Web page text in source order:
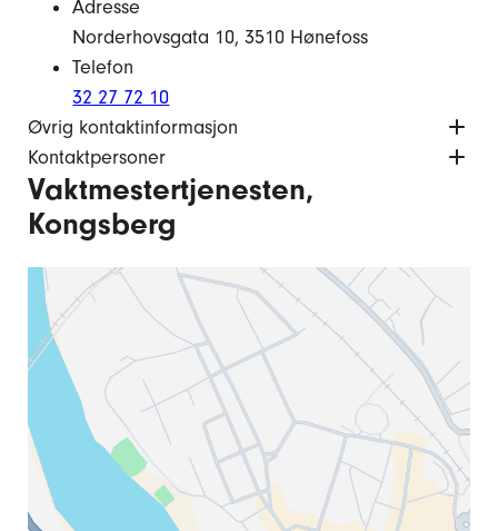
Adresse
Norderhovsgata 10, 3510 Hønefoss
Telefon
32 27 72 10
Øvrig kontaktinformasjon
Kontaktpersoner
Vaktmestertjenesten,
Kongsberg